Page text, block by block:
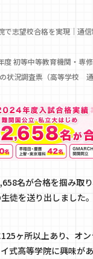
で志望校合格を実現｜通
度 初等中等教育機関・専
状況調査票（高等学校 通
名が合格を掴み取
徒を送り出しました。
ヶ所以上あり、オ
式高等学院に興味が